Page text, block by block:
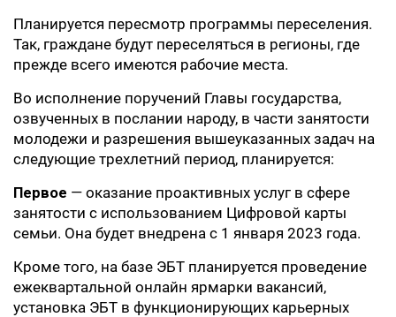
Планируется пересмотр программы переселения.
Так, граждане будут переселяться в регионы, где
прежде всего имеются рабочие места.
Во исполнение поручений Главы государства,
озвученных в послании народу, в части занятости
молодежи и разрешения вышеуказанных задач на
следующие трехлетний период, планируется:
Первое — оказание проактивных услуг в сфере
занятости с использованием Цифровой карты
семьи. Она будет внедрена с 1 января 2023 года.
Кроме того, на базе ЭБТ планируется проведение
ежеквартальной онлайн ярмарки вакансий,
установка ЭБТ в функционирующих карьерных